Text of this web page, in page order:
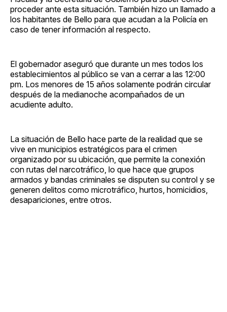
proceder ante esta situación. También hizo un llamado a
los habitantes de Bello para que acudan a la Policía en
caso de tener información al respecto.
El gobernador aseguró que durante un mes todos los
establecimientos al público se van a cerrar a las 12:00
pm. Los menores de 15 años solamente podrán circular
después de la medianoche acompañados de un
acudiente adulto.
La situación de Bello hace parte de la realidad que se
vive en municipios estratégicos para el crimen
organizado por su ubicación, que permite la conexión
con rutas del narcotráfico, lo que hace que grupos
armados y bandas criminales se disputen su control y se
generen delitos como microtráfico, hurtos, homicidios,
desapariciones, entre otros.